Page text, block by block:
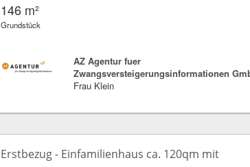
146 m²
Grundstück
AZ Agentur fuer
Zwangsversteigerungsinformationen
Frau Klein
Erstbezug - Einfamilienhaus ca. 120qm mit